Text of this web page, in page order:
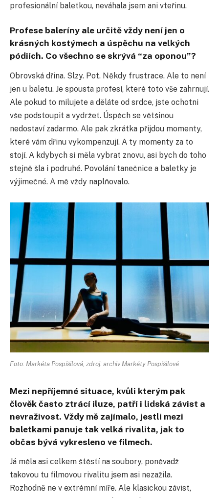
profesionální baletkou, neváhala jsem ani vteřinu.
Profese baleríny ale určitě vždy není jen o
krásných kostýmech a úspěchu na velkých
pódiích. Co všechno se skrývá “za oponou”?
Obrovská dřina. Slzy. Pot. Někdy frustrace. Ale to není
jen u baletu. Je spousta profesí, které toto vše zahrnují.
Ale pokud to milujete a děláte od srdce, jste ochotni
vše podstoupit a vydržet. Úspěch se většinou
nedostaví zadarmo. Ale pak zkrátka přijdou momenty,
které vám dřinu vykompenzují. A ty momenty za to
stojí. A kdybych si měla vybrat znovu, asi bych do toho
stejně šla i podruhé. Povolání tanečnice a baletky je
výjimečné. A mě vždy naplňovalo.
Foto: Markéta Pospíšilová, zdroj: archiv Markéty Pospíšilové
Mezi nepříjemné situace, kvůli kterým pak
člověk často ztrácí iluze, patří i lidská závist a
nevraživost. Vždy mě zajímalo, jestli mezi
baletkami panuje tak velká rivalita, jak to
občas bývá vykresleno ve filmech.
Já měla asi celkem štěstí na soubory, poněvadž
takovou tu filmovou rivalitu jsem asi nezažila.
Rozhodně ne v extrémní míře. Ale klasickou závist,